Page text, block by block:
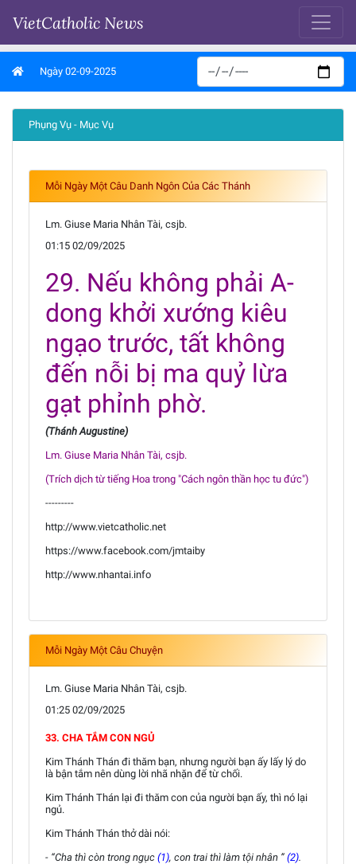
VietCatholic News
Ngày 02-09-2025
Phụng Vụ - Mục Vụ
Mỗi Ngày Một Câu Danh Ngôn Của Các Thánh
Lm. Giuse Maria Nhân Tài, csjb.
01:15 02/09/2025
29. Nếu không phải A-
dong khởi xướng kiêu
ngạo trước, tất không
đến nỗi bị ma quỷ lừa
gạt phỉnh phờ.
(Thánh Augustine)
Lm. Giuse Maria Nhân Tài, csjb.
(Trích dịch từ tiếng Hoa trong "Cách ngôn thần học tu đức")
---------
http://www.vietcatholic.net
https://www.facebook.com/jmtaiby
http://www.nhantai.info
Mỗi Ngày Một Câu Chuyện
Lm. Giuse Maria Nhân Tài, csjb.
01:25 02/09/2025
33. CHA TẮM CON NGỦ
Kim Thánh Thán đi thăm bạn, nhưng người bạn ấy lấy lý do
là bận tắm nên dùng lời nhã nhặn để từ chối.
Kim Thánh Thán lại đi thăm con của người bạn ấy, thì nó lại
ngủ.
Kim Thánh Thán thở dài nói:
- “Cha thì còn trong ngục (1), con trai thì làm tội nhân ” (2).